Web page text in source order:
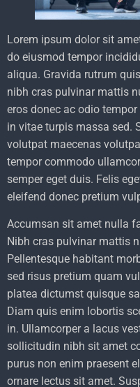
Lorem ipsum dolor sit
do eiusmod tempor
aliqua. Gravida rutrum
nibh cras pulvinar mattis
eros donec ac odio
in vitae turpis massa sed.
volutpat maecenas
tempor commodo
semper eget duis. Felis
eleifend donec pretium
Accumsan sit amet nulla
Nibh cras pulvinar mattis
Pellentesque habitant
sed risus pretium quam
platea dictumst quisque
Diam quis enim lobortis
in. Ullamcorper a lacus
sollicitudin nibh sit amet
purus non enim praesent
ornare lectus sit amet.